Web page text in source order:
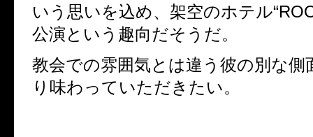
いう思いを込め、架空のホテル
公演という趣向だそうだ。
教会での雰囲気とは違う彼の別な側
り味わっていただきたい。